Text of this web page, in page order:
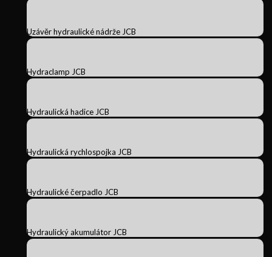
Uzávěr hydraulické nádrže JCB
Hydraclamp JCB
Hydraulická hadice JCB
Hydraulická rychlospojka JCB
Hydraulické čerpadlo JCB
Hydraulický akumulátor JCB